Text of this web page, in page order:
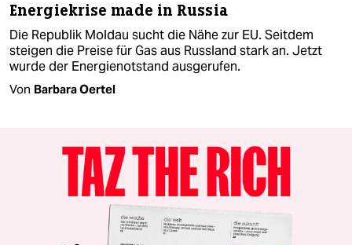
Energiekrise made in Russia
Die Republik Moldau sucht die Nähe zur EU. Seitdem
steigen die Preise für Gas aus Russland stark an. Jetzt
wurde der Energienotstand ausgerufen.
Von Barbara Oertel